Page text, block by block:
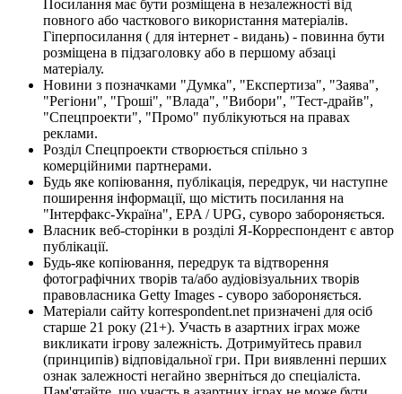
Посилання має бути розміщена в незалежності від
повного або часткового використання матеріалів.
Гіперпосилання ( для інтернет - видань) - повинна бути
розміщена в підзаголовку або в першому абзаці
матеріалу.
Новини з позначками "Думка", "Експертиза", "Заява",
"Регіони", "Гроші", "Влада", "Вибори", "Тест-драйв",
"Спецпроекти", "Промо" публікуються на правах
реклами.
Розділ Спецпроекти створюється спільно з
комерційними партнерами.
Будь яке копіювання, публікація, передрук, чи наступне
поширення інформації, що містить посилання на
"Інтерфакс-Україна", EPA / UPG, суворо забороняється.
Власник веб-сторінки в розділі Я-Корреспондент є автор
публікації.
Будь-яке копіювання, передрук та відтворення
фотографічних творів та/або аудіовізуальних творів
правовласника Getty Images - суворо забороняється.
Матеріали сайту korrespondent.net призначені для осіб
старше 21 року (21+). Участь в азартних іграх може
викликати ігрову залежність. Дотримуйтесь правил
(принципів) відповідальної гри. При виявленні перших
ознак залежності негайно зверніться до спеціаліста.